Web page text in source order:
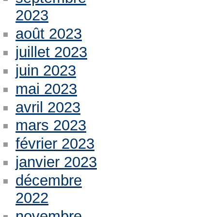
2023
août 2023
juillet 2023
juin 2023
mai 2023
avril 2023
mars 2023
février 2023
janvier 2023
décembre
2022